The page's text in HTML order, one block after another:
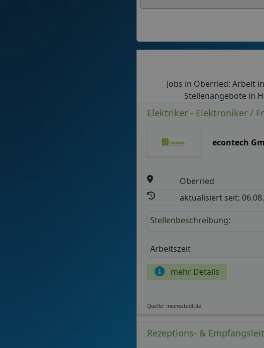
Jobs in Oberried: Arbeit
Stellenangebote in
Elektriker - Elektroniker /
econtech
Oberried
aktualisiert seit:
Stellenbeschreibung:
Arbeitszeit
mehr Details
Quelle: meinestadt.de
Rezeptions- &